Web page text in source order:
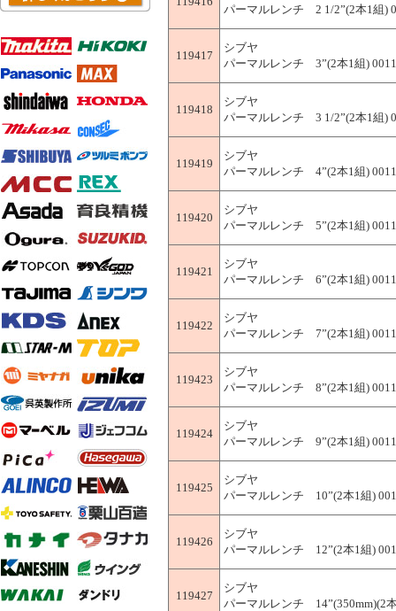
パーマルレンチ 2 1/2”(2本1組)
119417
シブヤ
パーマルレンチ 3”(2本1組)
119418
シブヤ
パーマルレンチ 3 1/2”(2本1組)
119419
シブヤ
パーマルレンチ 4”(2本1組)
119420
シブヤ
パーマルレンチ 5”(2本1組)
119421
シブヤ
パーマルレンチ 6”(2本1組)
119422
シブヤ
パーマルレンチ 7”(2本1組)
119423
シブヤ
パーマルレンチ 8”(2本1組)
119424
シブヤ
パーマルレンチ 9”(2本1組)
119425
シブヤ
パーマルレンチ 10”(2本1組)
119426
シブヤ
パーマルレンチ 12”(2本1組)
119427
シブヤ
パーマルレンチ 14”(350mm)(2